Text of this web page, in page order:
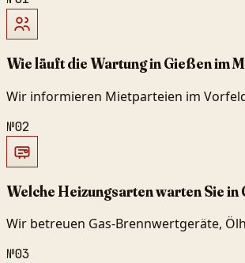
Wie läuft die Wartung in Gießen im
Wir informieren Mietparteien im
№02
Welche Heizungsarten warten Sie in
Wir betreuen Gas-Brennwertgeräte,
№03